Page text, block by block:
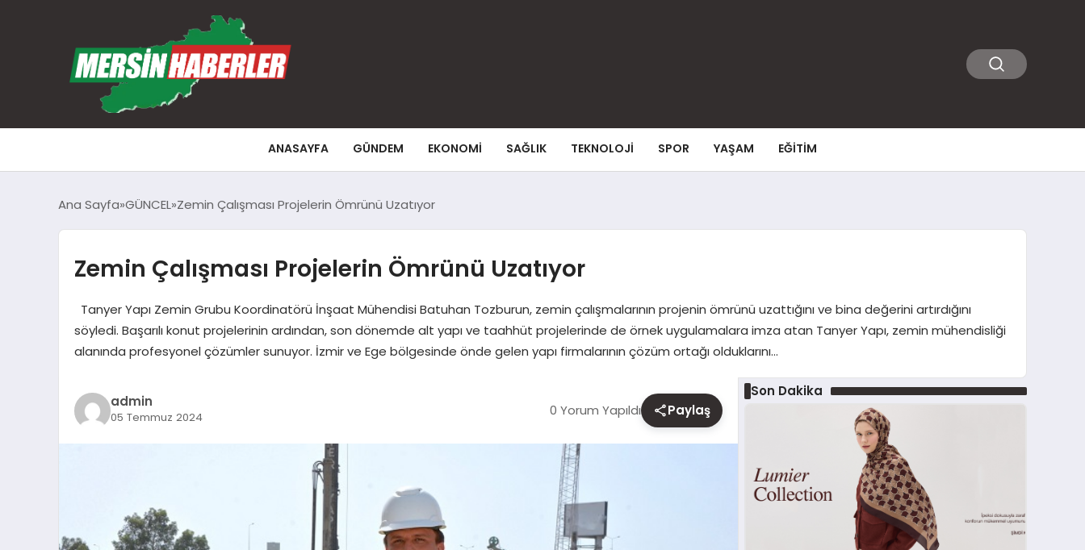
ANASAYFA GÜNDEM EKONOMI SAĞLIK TEKNOLOJI SPOR YAŞAM EĞITIM
Ana Sayfa GÜNCEL Zemin Çalışması Projelerin Ömrünü Uzatıyor
Zemin Çalışması Projelerin Ömrünü Uzatıyor
Tanyer Yapı Zemin Grubu Koordinatörü İnşaat Mühendisi Batuhan Tozburun, zemin çalışmalarının projenin ömrünü uzattığını ve bina değerini artırdığını
söyledi. Başarılı konut projelerinin ardından, son dönemde alt yapı ve taahhüt projelerinde de örnek uygulamalara imza atan Tanyer Yapı, zemin mühendisliği
alanında profesyonel çözümler sunuyor. İzmir ve Ege bölgesinde önde gelen yapı firmalarının çözüm ortağı olduklarını…
admin
05 Temmuz 2024 0 Yorum Yapıldı Paylaş
Son Dakika